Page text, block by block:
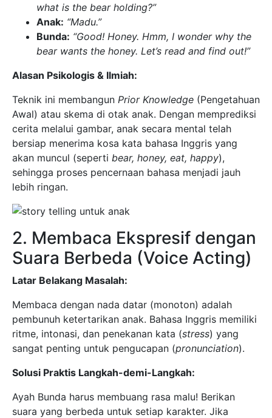
what is the bear holding?”
Anak: “Madu.”
Bunda: “Good! Honey. Hmm, I wonder why the
bear wants the honey. Let’s read and find out!”
Alasan Psikologis & Ilmiah:
Teknik ini membangun Prior Knowledge (Pengetahuan
Awal) atau skema di otak anak. Dengan memprediksi
cerita melalui gambar, anak secara mental telah
bersiap menerima kosa kata bahasa Inggris yang
akan muncul (seperti bear, honey, eat, happy),
sehingga proses pencernaan bahasa menjadi jauh
lebih ringan.
2. Membaca Ekspresif dengan
Suara Berbeda (Voice Acting)
Latar Belakang Masalah:
Membaca dengan nada datar (monoton) adalah
pembunuh ketertarikan anak. Bahasa Inggris memiliki
ritme, intonasi, dan penekanan kata (stress) yang
sangat penting untuk pengucapan (pronunciation).
Solusi Praktis Langkah-demi-Langkah:
Ayah Bunda harus membuang rasa malu! Berikan
suara yang berbeda untuk setiap karakter. Jika